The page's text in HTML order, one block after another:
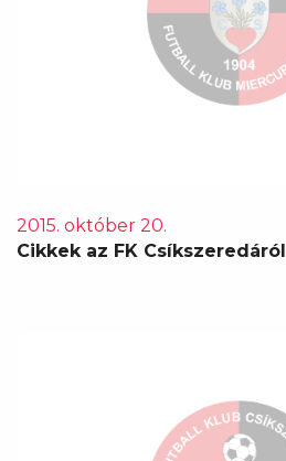
2015. október 20.
Cikkek az FK Csíkszeredáról